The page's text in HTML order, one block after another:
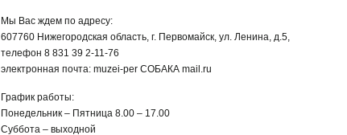
Мы Вас ждем по адресу:
607760 Нижегородская область, г. Первомайск, ул. Ленина, д.5,
телефон 8 831 39 2-11-76
электронная почта: muzei-per СОБАКА mail.ru
График работы:
Понедельник – Пятница 8.00 – 17.00
Суббота – выходной